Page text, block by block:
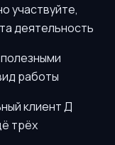
участвуйте,
деятельность
работы
клиент Д
трёх